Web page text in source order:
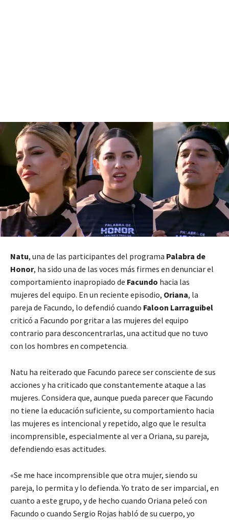
Natu, una de las participantes del programa Palabra de
Honor, ha sido una de las voces más firmes en denunciar el
comportamiento inapropiado de Facundo hacia las
mujeres del equipo. En un reciente episodio, Oriana, la
pareja de Facundo, lo defendió cuando Faloon Larraguibel
criticó a Facundo por gritar a las mujeres del equipo
contrario para desconcentrarlas, una actitud que no tuvo
con los hombres en competencia.
Natu ha reiterado que Facundo parece ser consciente de sus
acciones y ha criticado que constantemente ataque a las
mujeres. Considera que, aunque pueda parecer que Facundo
no tiene la educación suficiente, su comportamiento hacia
las mujeres es intencional y repetido, algo que le resulta
incomprensible, especialmente al ver a Oriana, su pareja,
defendiendo esas actitudes.
«Se me hace incomprensible que otra mujer, siendo su
pareja, lo permita y lo defienda. Yo trato de ser imparcial, en
cuanto a este grupo, y de hecho cuando Oriana peleó con
Facundo o cuando Sergio Rojas habló de su cuerpo, yo